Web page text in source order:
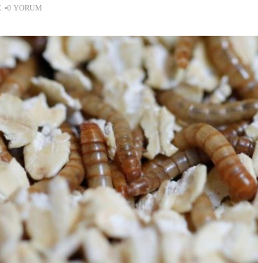
0 YORUM